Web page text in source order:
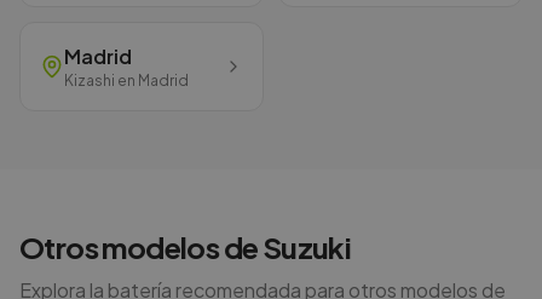
Madrid
Kizashi en Madrid
Otros modelos deSuzuki
Explora la batería recomendada para otros modelos de